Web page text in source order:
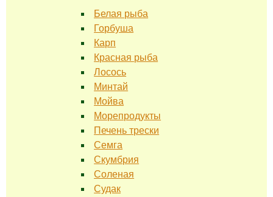
Белая рыба
Горбуша
Карп
Красная рыба
Лосось
Минтай
Мойва
Морепродукты
Печень трески
Семга
Скумбрия
Соленая
Судак